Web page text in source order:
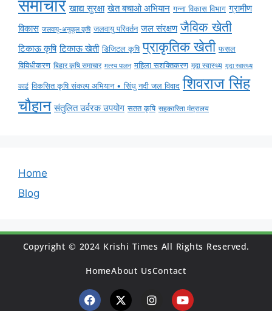
समाचार खाद्य सुरक्षा खेत बचाओ अभियान गन्ना विकास विभाग ग्रामीण
विकास जलवायु-अनुकूल कृषि जलवायु परिवर्तन जल संरक्षण जैविक खेती
टिकाऊ कृषि टिकाऊ खेती डिजिटल कृषि प्राकृतिक खेती फसल
विविधीकरण बिहार कृषि समाचार मत्स्य पालन महिला सशक्तिकरण मृदा स्वास्थ्य मृदा स्वास्थ्य
कार्ड विकसित कृषि संकल्प अभियान • सिंधु नदी जल विवाद शिवराज सिंह
चौहान संतुलित उर्वरक उपयोग सतत कृषि सहकारिता मंत्रालय
Home
Blog
Copyright © 2024 Krishi Times All Rights Reserved.
HomeAbout UsContact